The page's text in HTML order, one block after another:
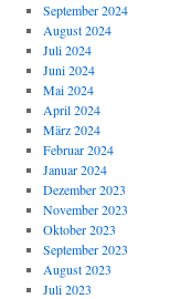
September 2024
August 2024
Juli 2024
Juni 2024
Mai 2024
April 2024
März 2024
Februar 2024
Januar 2024
Dezember 2023
November 2023
Oktober 2023
September 2023
August 2023
Juli 2023